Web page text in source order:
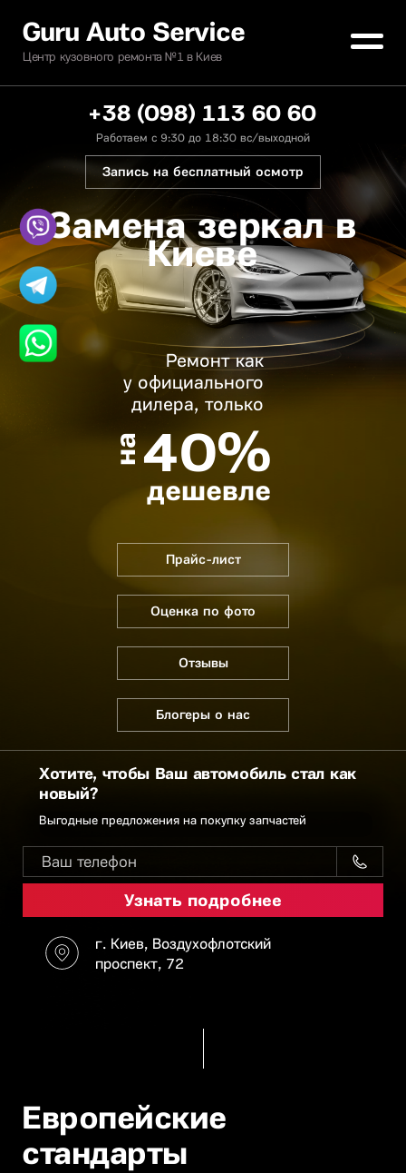
Guru Auto Service
Центр кузовного ремонта №1 в Киев
+38 (098) 113 60 60
Работаем с 9:30 до 18:30 вс/выходной
Запись на бесплатный осмотр
Замена зеркал в
Киеве
Ремонт как
у официального
дилера, только
на40%
дешевле
Прайс-лист
Оценка по фото
Отзывы
Блогеры о нас
Хотите, чтобы Ваш автомобиль стал как
новый?
Выгодные предложения на покупку запчастей
г. Киев, Воздухофлотский
проспект, 72
Европейские
стандарты